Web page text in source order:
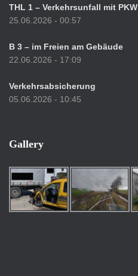
THL 1 – Verkehrsunfall mit PKW
25.06.2026 - 00:57
B 3 – im Freien am Gebäude
22.06.2026 - 17:09
Verkehrsabsicherung
05.06.2026 - 10:45
Gallery